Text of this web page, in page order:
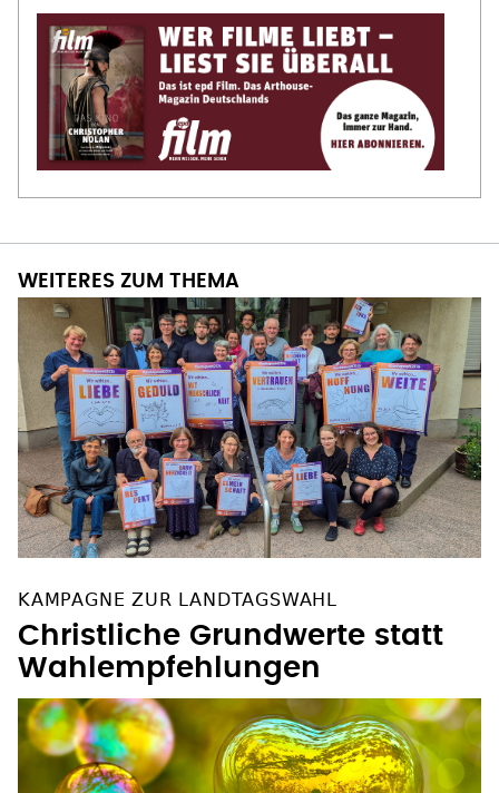
WEITERES ZUM THEMA
KAMPAGNE ZUR LANDTAGSWAHL
Christliche Grundwerte statt
Wahlempfehlungen